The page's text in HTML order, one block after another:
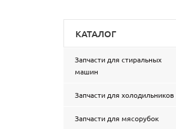
КАТАЛОГ
Запчасти для стиральных
машин
Запчасти для холодильников
Запчасти для мясорубок